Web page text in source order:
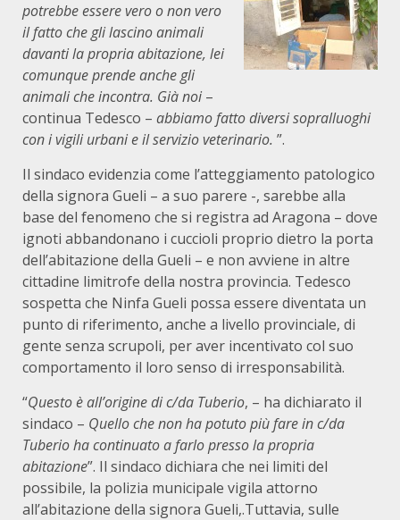
potrebbe essere vero o non vero
il fatto che gli lascino animali
davanti la propria abitazione, lei
comunque prende anche gli
animali che incontra. Già noi –
continua Tedesco – abbiamo fatto diversi sopralluoghi
con i vigili urbani e il servizio veterinario. ”.
Il sindaco evidenzia come l’atteggiamento patologico
della signora Gueli – a suo parere -, sarebbe alla
base del fenomeno che si registra ad Aragona – dove
ignoti abbandonano i cuccioli proprio dietro la porta
dell’abitazione della Gueli – e non avviene in altre
cittadine limitrofe della nostra provincia. Tedesco
sospetta che Ninfa Gueli possa essere diventata un
punto di riferimento, anche a livello provinciale, di
gente senza scrupoli, per aver incentivato col suo
comportamento il loro senso di irresponsabilità.
“Questo è all’origine di c/da Tuberio, – ha dichiarato il
sindaco – Quello che non ha potuto più fare in c/da
Tuberio ha continuato a farlo presso la propria
abitazione”. Il sindaco dichiara che nei limiti del
possibile, la polizia municipale vigila attorno
all’abitazione della signora Gueli,.Tuttavia, sulle